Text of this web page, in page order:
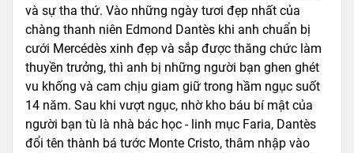
và sự tha thứ. Vào những ngày tươi đẹp nhất của
chàng thanh niên Edmond Dantès khi anh chuẩn bị
cưới Mercédès xinh đẹp và sắp được thăng chức làm
thuyền trưởng, thì anh bị những người bạn ghen ghét
vu khống và cam chịu giam giữ trong hầm ngục suốt
14 năm. Sau khi vượt ngục, nhờ kho báu bí mật của
người bạn tù là nhà bác học - linh mục Faria, Dantès
đổi tên thành bá tước Monte Cristo, thâm nhập vào